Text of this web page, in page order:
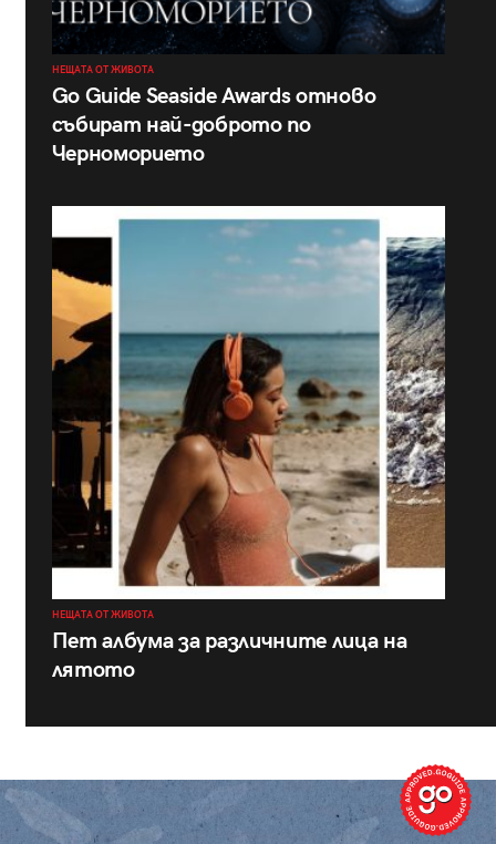
НЕЩАТА ОТ ЖИВОТА
Go Guide Seaside Awards отново
събират най-доброто по
Черноморието
НЕЩАТА ОТ ЖИВОТА
Пет албума за различните лица на
лятото